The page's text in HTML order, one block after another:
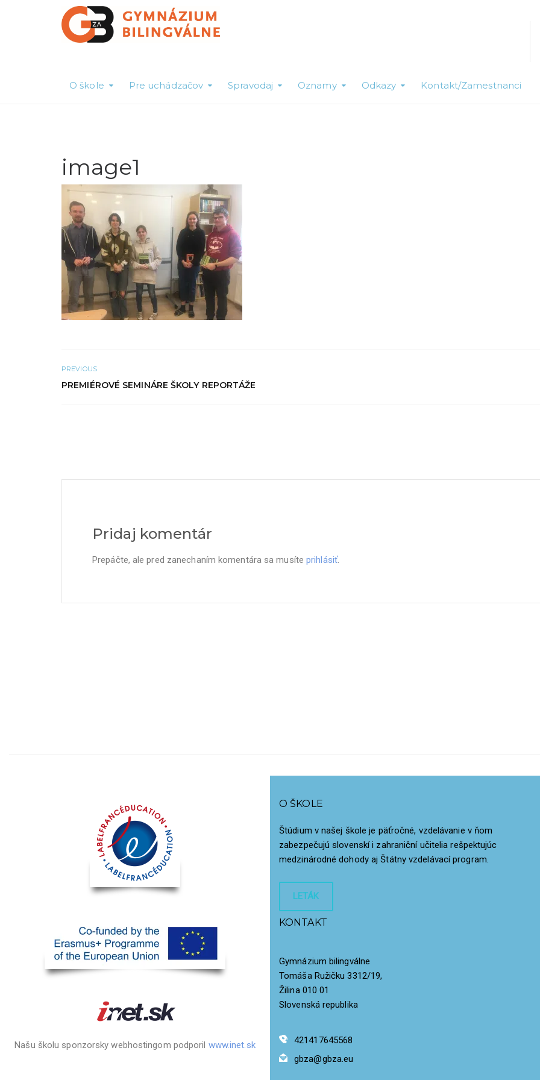
O škole Pre uchádzačov Spravodaj Oznamy Odkazy Kontakt/Zamestnanci
image1
PREVIOUS
PREMIÉROVÉ SEMINÁRE ŠKOLY REPORTÁŽE
Pridaj komentár
Prepáčte, ale pred zanechaním komentára sa musíteprihlásiť.
Našu školu sponzorsky webhostingom podporil www.inet.sk
O ŠKOLE
Štúdium v našej škole je päťročné, vzdelávanie v ňom
zabezpečujú slovenskí i zahraniční učitelia rešpektujúc
medzinárodné dohody aj Štátny vzdelávací program.
LETÁK
KONTAKT
Gymnázium bilingválne
Tomáša Ružičku 3312/19,
Žilina 010 01
Slovenská republika
421417645568
gbza@gbza.eu